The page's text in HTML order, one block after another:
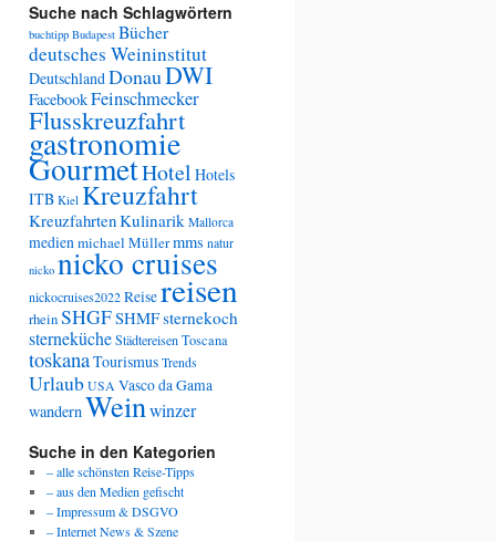
Suche nach Schlagwörtern
buchtipp Budapest Bücher
deutsches Weininstitut
DeutschlandDonauDWI
FacebookFeinschmecker
Flusskreuzfahrt
gastronomie
GourmetHotel Hotels
ITB Kiel Kreuzfahrt
KreuzfahrtenKulinarik Mallorca
medienmichael Müllermms natur
nicko nicko cruises
nickocruises2022Reisereisen
rheinSHGFSHMFsternekoch
sternekücheStädtereisenToscana
toskanaTourismus Trends
Urlaub USA Vasco da Gama
wandernWeinwinzer
Suche in den Kategorien
– alle schönsten Reise-Tipps
– aus den Medien gefischt
– Impressum & DSGVO
– Internet News & Szene